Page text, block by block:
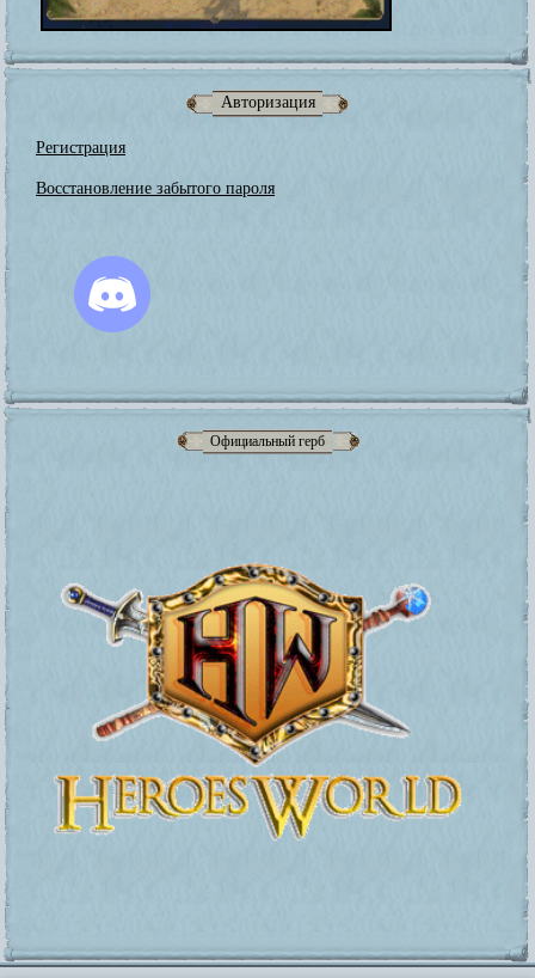
Авторизация
Регистрация
Восстановление забытого пароля
Официальный герб